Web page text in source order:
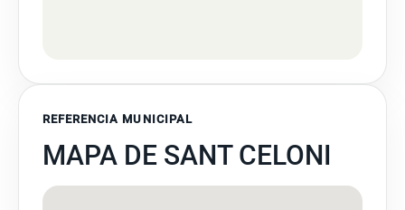
REFERENCIA MUNICIPAL
MAPA DE SANT CELONI